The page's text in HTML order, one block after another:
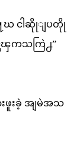
ဃ ငါဆိုုျပတိုု
ၾကသကြဲ႕”
းခဲ့ အျမဲအသ